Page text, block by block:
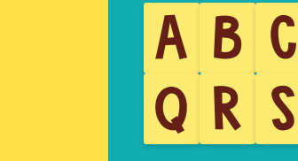
A B C
Q R S